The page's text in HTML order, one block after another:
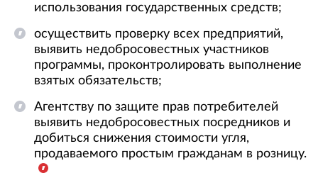
использования государственных средств;
осуществить проверку всех предприятий,
выявить недобросовестных участников
программы, проконтролировать выполнение
взятых обязательств;
Агентству по защите прав потребителей
выявить недобросовестных посредников и
добиться снижения стоимости угля,
продаваемого простым гражданам в розницу.